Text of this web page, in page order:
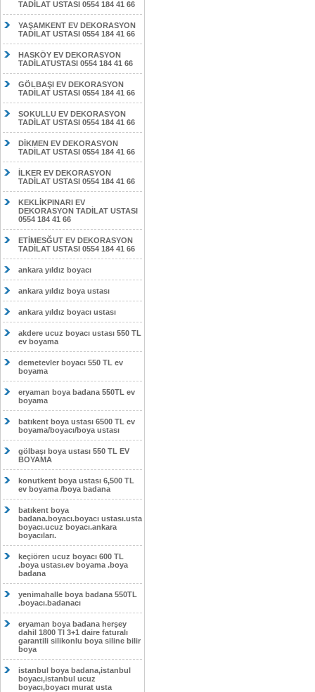
TADİLAT USTASI 0554 184 41 66
YAŞAMKENT EV DEKORASYON
TADİLAT USTASI 0554 184 41 66
HASKÖY EV DEKORASYON
TADİLATUSTASI 0554 184 41 66
GÖLBAŞI EV DEKORASYON
TADİLAT USTASI 0554 184 41 66
SOKULLU EV DEKORASYON
TADİLAT USTASI 0554 184 41 66
DİKMEN EV DEKORASYON
TADİLAT USTASI 0554 184 41 66
İLKER EV DEKORASYON
TADİLAT USTASI 0554 184 41 66
KEKLİKPINARI EV
DEKORASYON TADİLAT USTASI
0554 184 41 66
ETİMESĞUT EV DEKORASYON
TADİLAT USTASI 0554 184 41 66
ankara yıldız boyacı
ankara yıldız boya ustası
ankara yıldız boyacı ustası
akdere ucuz boyacı ustası 550 TL
ev boyama
demetevler boyacı 550 TL ev
boyama
eryaman boya badana 550TL ev
boyama
batıkent boya ustası 6500 TL ev
boyama/boyacı/boya ustası
gölbaşı boya ustası 550 TL EV
BOYAMA
konutkent boya ustası 6,500 TL
ev boyama /boya badana
batıkent boya
badana.boyacı.boyacı ustası.usta
boyacı.ucuz boyacı.ankara
boyacıları.
keçiören ucuz boyacı 600 TL
.boya ustası.ev boyama .boya
badana
yenimahalle boya badana 550TL
.boyacı.badanacı
eryaman boya badana herşey
dahil 1800 Tl 3+1 daire faturalı
garantili silikonlu boya siline bilir
boya
istanbul boya badana,istanbul
boyacı,istanbul ucuz
boyacı,boyacı murat usta